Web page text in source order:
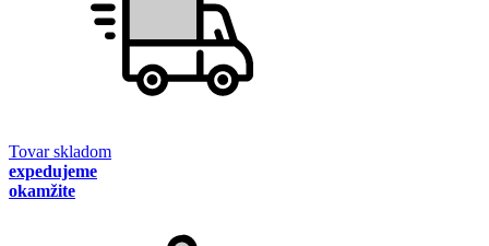
Tovar skladom
expedujeme
okamžite